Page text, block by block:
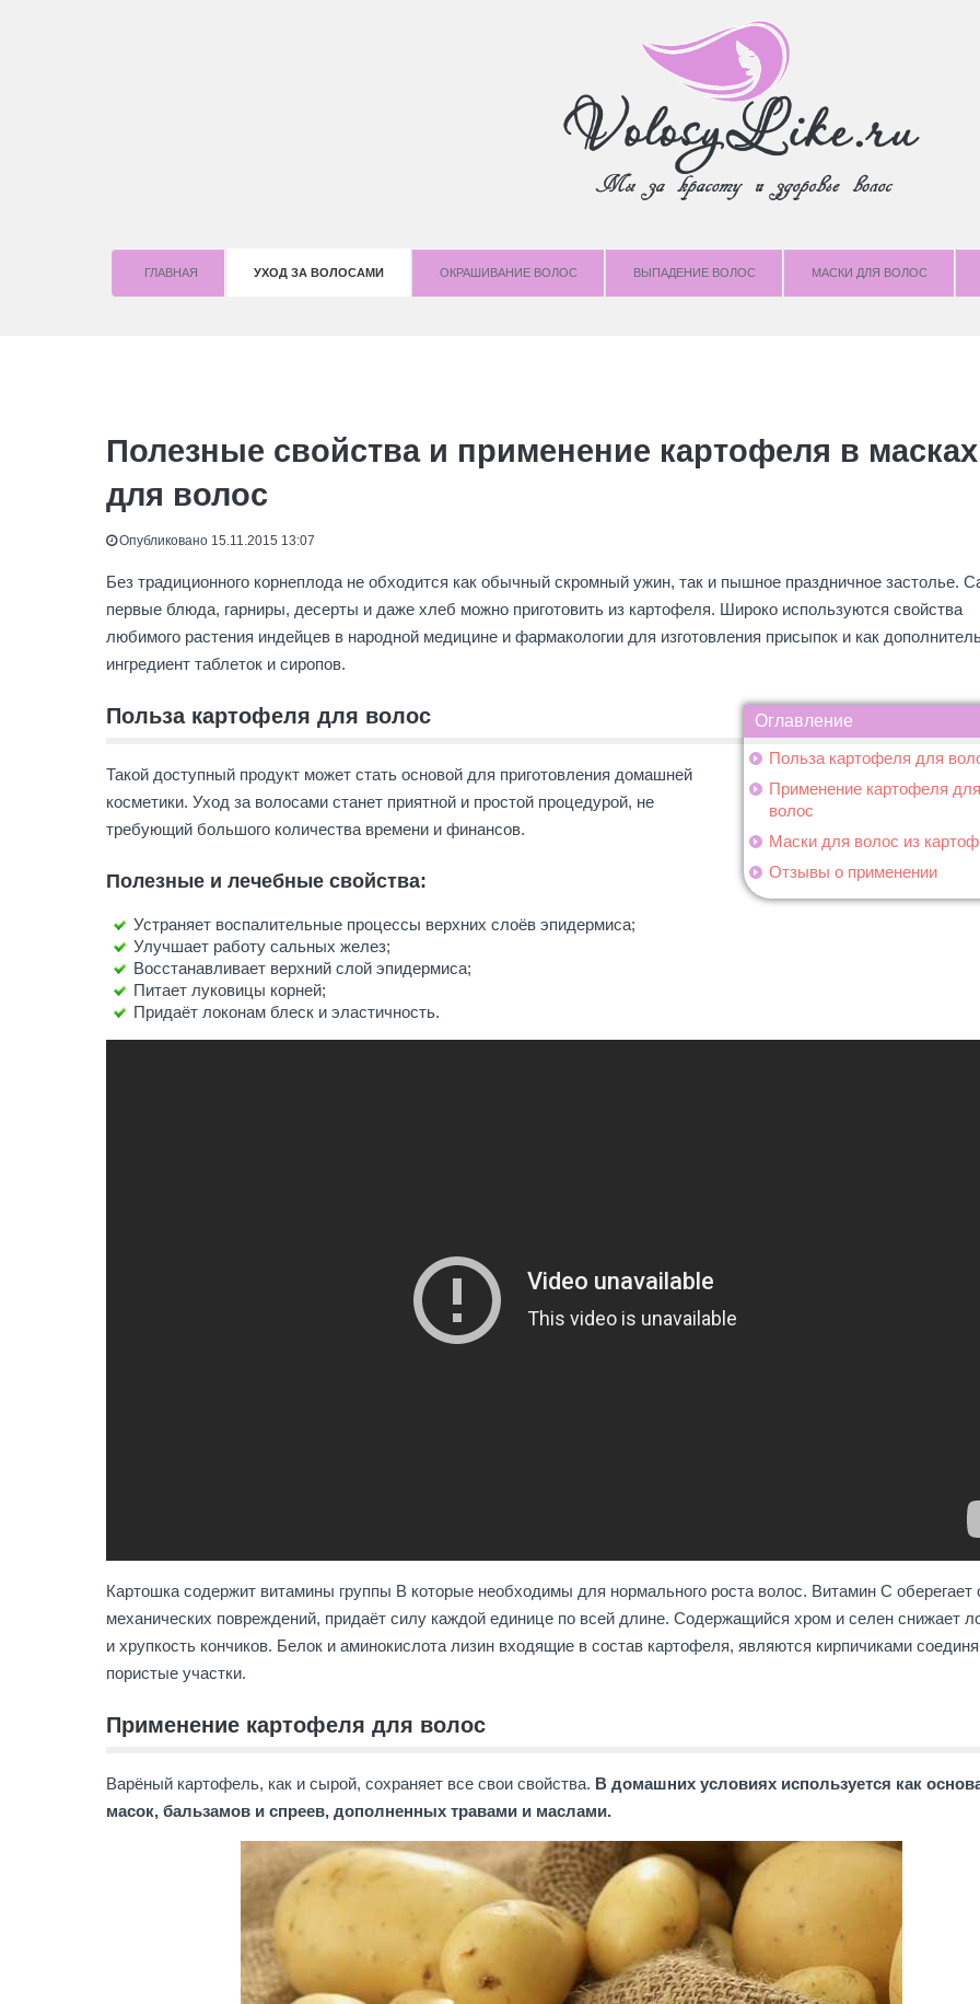
ГЛАВНАЯ УХОД ЗА ВОЛОСАМИ OКРАШИВАНИЕ ВОЛОС ВЫПАДЕНИЕ ВОЛОС МАСКИ ДЛЯ ВОЛОС
Полезные свойства и применение картофеля в масках
для волос
Опубликовано 15.11.2015 13:07
Без традиционного корнеплода не обходится как обычный скромный ужин, так и пышное праздничное застолье.
первые блюда, гарниры, десерты и даже хлеб можно приготовить из картофеля. Широко используются свойства
любимого растения индейцев в народной медицине и фармакологии для изготовления присыпок и как
ингредиент таблеток и сиропов.
Оглавление
Польза картофеля для
Применение картофеля для
волос
Маски для волос из
Отзывы о применении
Польза картофеля для волос
Такой доступный продукт может стать основой для приготовления домашней
косметики. Уход за волосами станет приятной и простой процедурой, не
требующий большого количества времени и финансов.
Полезные и лечебные свойства:
Устраняет воспалительные процессы верхних слоёв эпидермиса;
Улучшает работу сальных желез;
Восстанавливает верхний слой эпидермиса;
Питает луковицы корней;
Придаёт локонам блеск и эластичность.
Картошка содержит витамины группы В которые необходимы для нормального роста волос. Витамин С оберегает
механических повреждений, придаёт силу каждой единице по всей длине. Содержащийся хром и селен снижает
и хрупкость кончиков. Белок и аминокислота лизин входящие в состав картофеля, являются кирпичиками
пористые участки.
Применение картофеля для волос
Варёный картофель, как и сырой, сохраняет все свои свойства. В домашних условиях используется как
масок, бальзамов и спреев, дополненных травами и маслами.